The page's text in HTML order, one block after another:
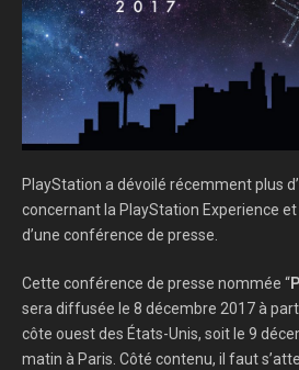
PlayStation a dévoilé récemment plus
concernant la PlayStation Experience
d’une conférence de presse.
Cette conférence de presse nommée “
sera diffusée le 8 décembre 2017 à
côte ouest des États-Unis, soit le 9
matin à Paris. Côté contenu, il faut